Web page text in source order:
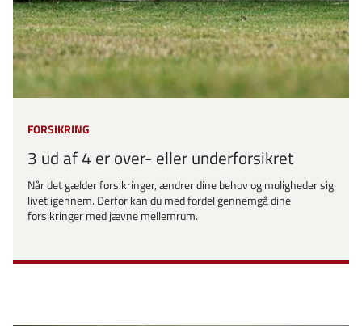
FORSIKRING
3 ud af 4 er over- eller underforsikret
Når det gælder forsikringer, ændrer dine behov og muligheder sig
livet igennem. Derfor kan du med fordel gennemgå dine
forsikringer med jævne mellemrum.